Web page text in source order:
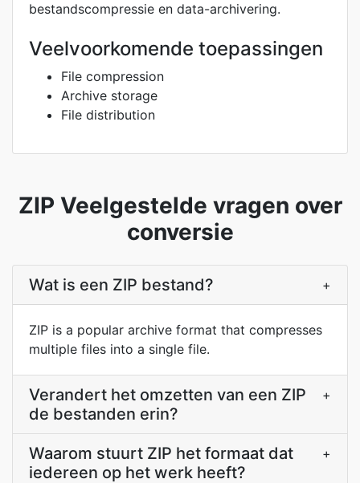
bestandscompressie en data-archivering.
Veelvoorkomende toepassingen
File compression
Archive storage
File distribution
ZIP Veelgestelde vragen over
conversie
Wat is een ZIP bestand? +
ZIP is a popular archive format that compresses
multiple files into a single file.
Verandert het omzetten van een ZIP
de bestanden erin?
+
Waarom stuurt ZIP het formaat dat
iedereen op het werk heeft?
+